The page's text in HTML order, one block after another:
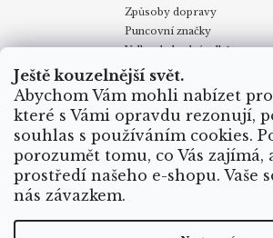
Ještě kouzelnější svět.
Abychom Vám mohli nabízet
které s Vámi opravdu rezonují,
souhlas s používáním cookies.
porozumět tomu, co Vás zajímá,
prostředí našeho e-shopu. Vaše
nás závazkem.
Způsoby dopravy
Puncovní značky
Velkoobchodní odběr
Obchodní podmínky Kontakty My v
Reklamace
Proč nakupovat u yoga-
Způsoby dopravy